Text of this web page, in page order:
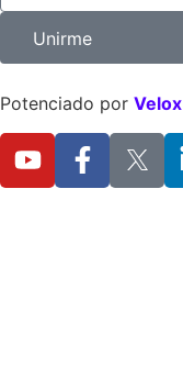
Unirme
Potenciado por Velox